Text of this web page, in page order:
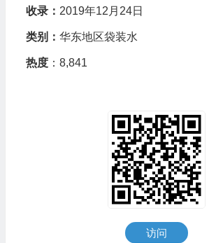
收录： 2019年12月24日
类别： 华东地区袋装水
热度：8,841
访问